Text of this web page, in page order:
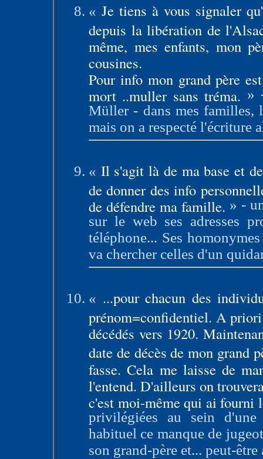
«Je tiens à vous signaler
depuis la libération de
même, mes enfants, mon
cousines.
Pour info mon grand père
mort ..muller sans tréma.
»
Müller - dans mes familles,
mais on a respecté l'écriture
« Il s'agit là de ma base et
de donner des info
de défendre ma famille. » -
sur le web ses adresses
téléphone... Ses
va chercher celles d'un
« ...pour chacun des
prénom=confidentiel. A
décédés vers 1920.
date de décès de mon grand
fasse. Cela me laisse de
l'entend. D'ailleurs on
c'est moi-même qui ai fourni
privilégiées au sein
habituel ce manque de
son grand-père et... peut-